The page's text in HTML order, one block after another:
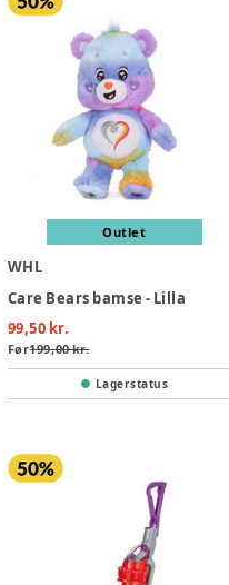
Outlet
WHL
Care Bears bamse - Lilla
99,50 kr.
Før199,00 kr.
Lagerstatus